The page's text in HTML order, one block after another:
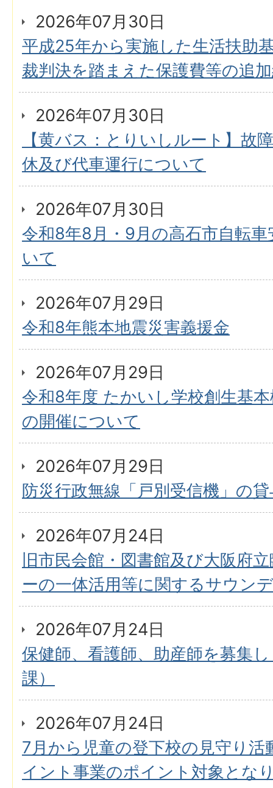
2026年07月30日
平成25年から実施した生活扶助
裁判決を踏まえた保護費等の追
2026年07月30日
【黄バス：とりいしルート】故
休及び代車運行について
2026年07月30日
令和8年8月・9月の高石市自転
いて
2026年07月29日
令和8年熊本地震災害義援金
2026年07月29日
令和8年度 たかいし学校創生基
の開催について
2026年07月29日
防災行政無線「戸別受信機」の
2026年07月24日
旧市民会館・図書館及び大阪府
ーの一体活用等に関するサウン
2026年07月24日
保健師、看護師、助産師を募集
課）
2026年07月24日
7月から児童の登下校の見守り
イント事業のポイント対象とな